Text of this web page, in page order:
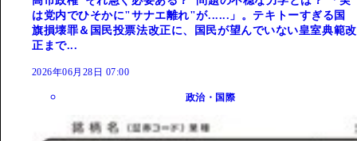
は党内でひそかに"サナエ離れ"が......」。テキトーすぎる国
旗損壊罪＆国民投票法改正に、国民が望んでいない皇室典範改
正まで...
2026年06月28日 07:00
政治・国際